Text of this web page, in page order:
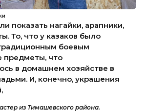
показать нагайки, арапники,
То, что у казаков было
боевым
предметы, что
в домашнем хозяйстве в
И, конечно, украшения
из Тимашевского района.